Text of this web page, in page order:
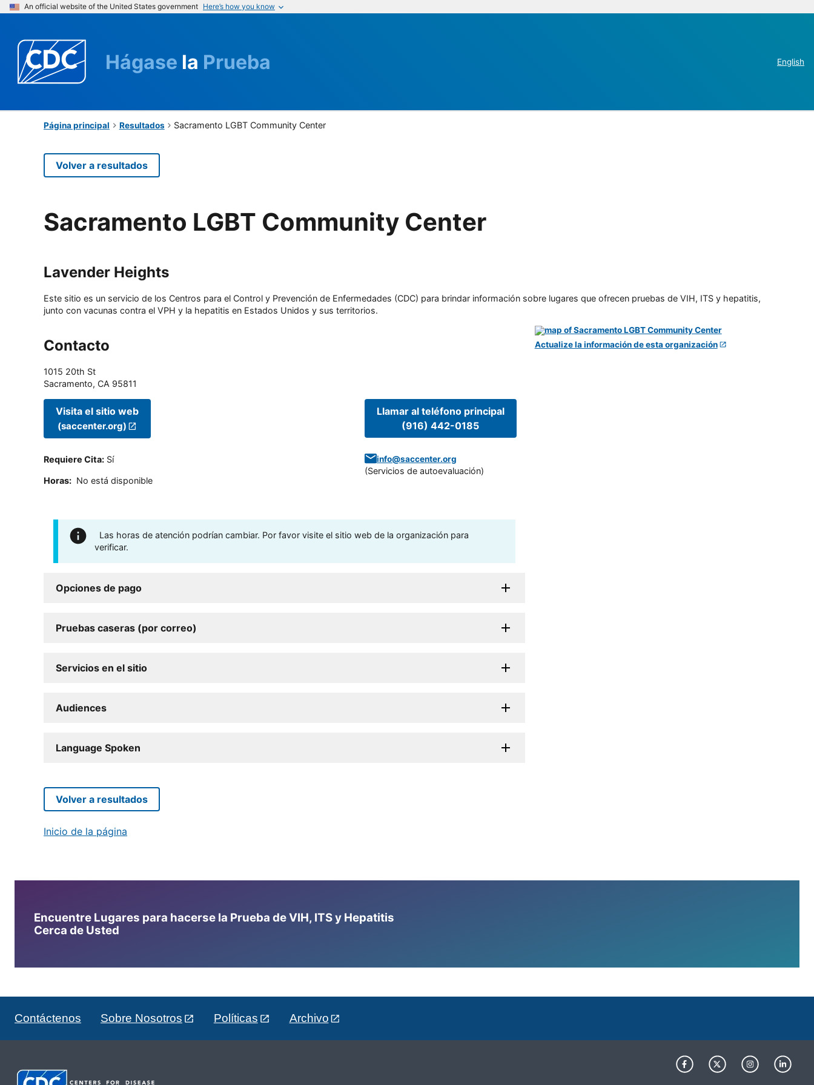
An official website of the United States government Here’s how you know
Hágase la Prueba English
Página principal Resultados Sacramento LGBT Community Center
Volver a resultados
Sacramento LGBT Community Center
Lavender Heights
Este sitio es un servicio de los Centros para el Control y Prevención de Enfermedades (CDC) para brindar información sobre lugares que ofrecen pruebas de VIH, ITS y hepatitis,
junto con vacunas contra el VPH y la hepatitis en Estados Unidos y sus territorios.
Contacto
1015 20th St
Sacramento, CA 95811
Visita el sitio web
(saccenter.org)
Requiere Cita: Sí
Horas: No está disponible
Llamar al teléfono principal
(916) 442-0185
info@saccenter.org
(Servicios de autoevaluación)
Las horas de atención podrían cambiar. Por favor visite el sitio web de la organización para
verificar.
Opciones de pago
Pruebas caseras (por correo)
Servicios en el sitio
Audiences
Language Spoken
Actualize la información de esta organización
Volver a resultados
Inicio de la página
Encuentre Lugares para hacerse la Prueba de VIH, ITS y Hepatitis
Cerca de Usted
Contáctenos Sobre Nosotros Políticas Archivo